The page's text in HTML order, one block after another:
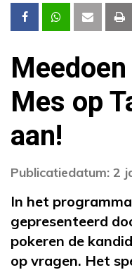
Mes op
aan!
Publicatiedatum: 2
In het programma
gepresenteerd
pokeren de
op vragen. Het